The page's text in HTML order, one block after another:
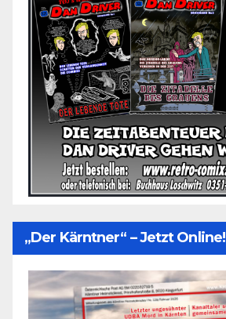
„Der Kärntner“ – Jetzt Online!